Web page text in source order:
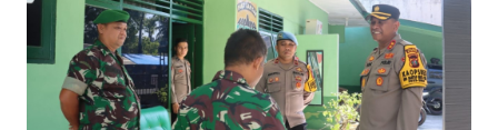
BERITA
KONTAK